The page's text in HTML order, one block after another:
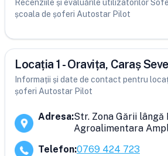
Recenziile și evaluările utilizatorilor
școala de șoferi Autostar Pilot
Locația 1 - Oravița, Caraș
Informații și date de contact pentru
șoferi Autostar Pilot
Adresa:Str. Zona Gării lângă
Agroalimentara
Telefon:0769 424 723